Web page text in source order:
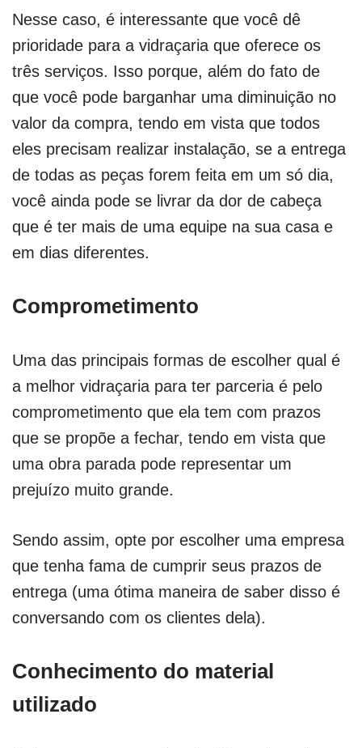
Nesse caso, é interessante que você dê
prioridade para a vidraçaria que oferece os
três serviços. Isso porque, além do fato de
que você pode barganhar uma diminuição no
valor da compra, tendo em vista que todos
eles precisam realizar instalação, se a entrega
de todas as peças forem feita em um só dia,
você ainda pode se livrar da dor de cabeça
que é ter mais de uma equipe na sua casa e
em dias diferentes.
Comprometimento
Uma das principais formas de escolher qual é
a melhor vidraçaria para ter parceria é pelo
comprometimento que ela tem com prazos
que se propõe a fechar, tendo em vista que
uma obra parada pode representar um
prejuízo muito grande.
Sendo assim, opte por escolher uma empresa
que tenha fama de cumprir seus prazos de
entrega (uma ótima maneira de saber disso é
conversando com os clientes dela).
Conhecimento do material
utilizado